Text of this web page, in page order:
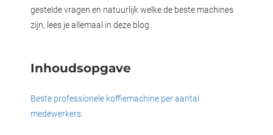
gestelde vragen en natuurlijk welke de beste machines
zijn, lees je allemaal in deze blog.
Inhoudsopgave
Beste professionele koffiemachine per aantal
medewerkers:
website-